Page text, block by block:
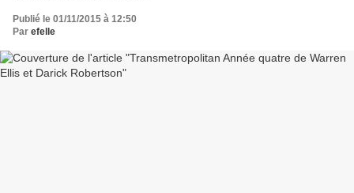
Publié le 01/11/2015 à 12:50
Par efelle